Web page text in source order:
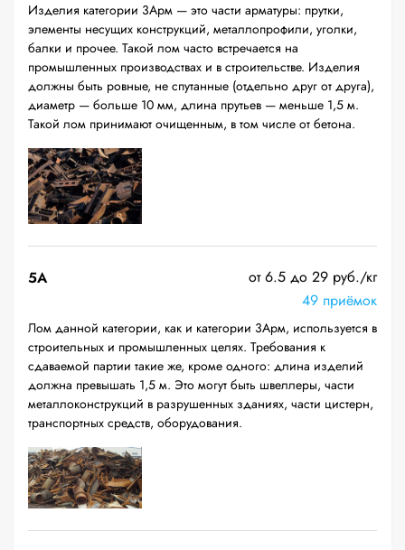
Изделия категории 3Арм — это части арматуры: прутки,
элементы несущих конструкций, металлопрофили, уголки,
балки и прочее. Такой лом часто встречается на
промышленных производствах и в строительстве. Изделия
должны быть ровные, не спутанные (отдельно друг от друга),
диаметр — больше 10 мм, длина прутьев — меньше 1,5 м.
Такой лом принимают очищенным, в том числе от бетона.
5А
от 6.5 до 29 руб./кг
49 приёмок
Лом данной категории, как и категории 3Арм, используется в
строительных и промышленных целях. Требования к
сдаваемой партии такие же, кроме одного: длина изделий
должна превышать 1,5 м. Это могут быть швеллеры, части
металлоконструкций в разрушенных зданиях, части цистерн,
транспортных средств, оборудования.